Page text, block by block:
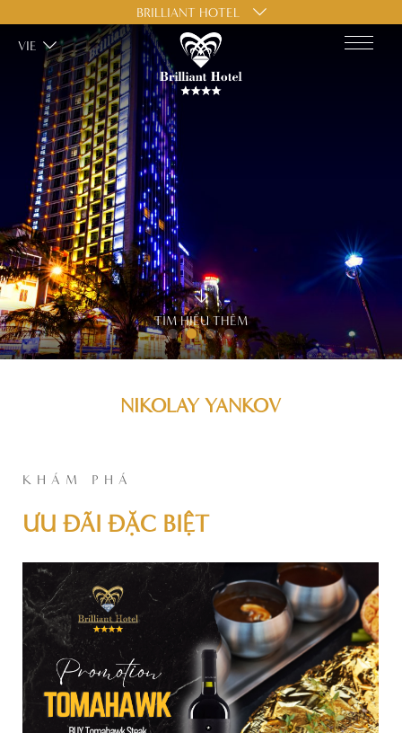
TÌM HIỂU THÊM
VIE
BRILLIANT HOTEL
NIKOLAY YANKOV
KHÁM PHÁ
ƯU ĐÃI ĐẶC BIỆT